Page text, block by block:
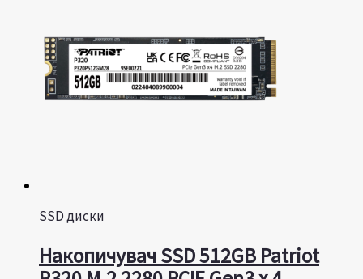
SSD диски
Накопичувач SSD 512GB Patriot